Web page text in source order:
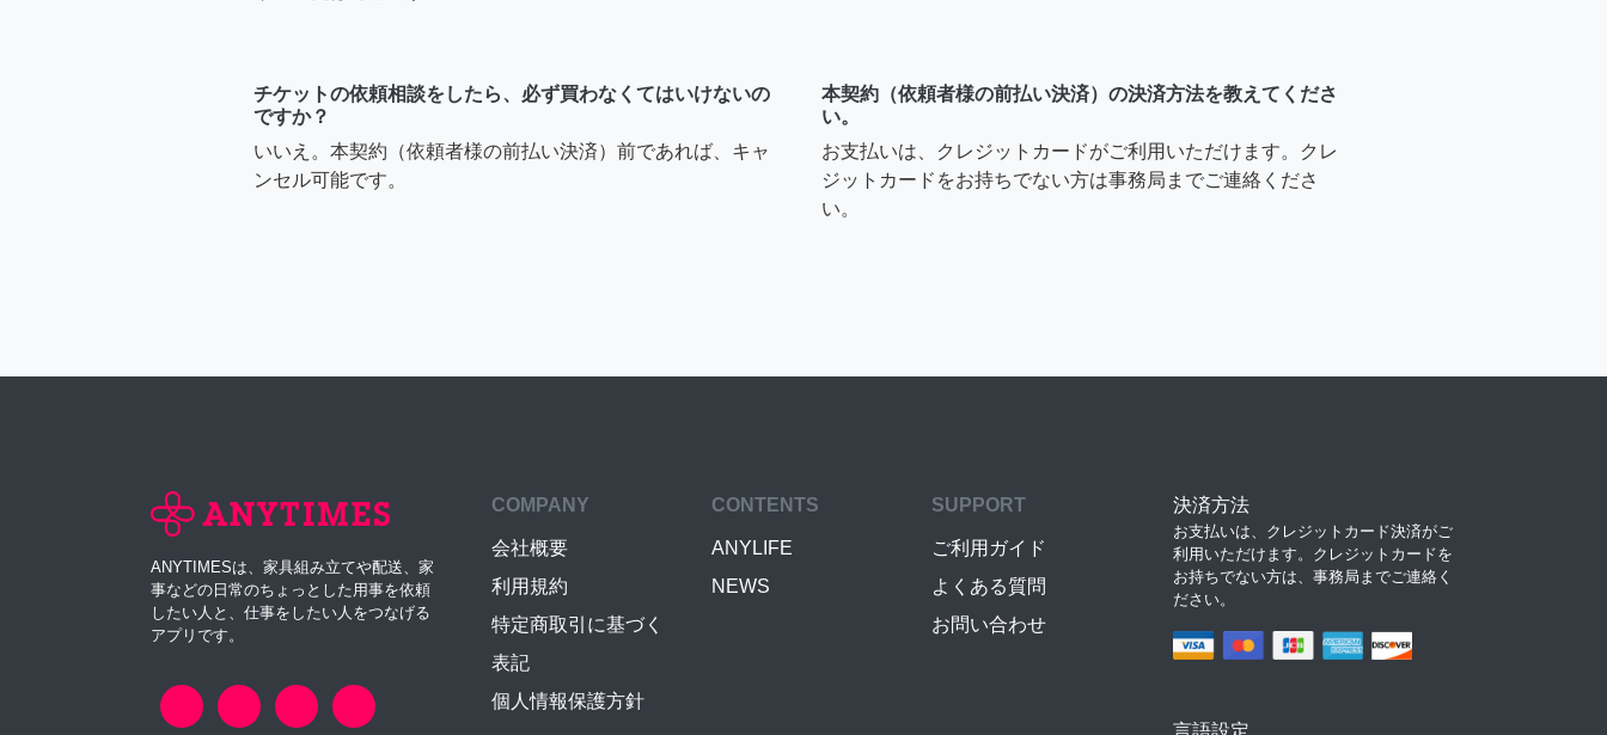
チケットの依頼相談をしたら、必ず買わなくてはいけないの
ですか？
いいえ。本契約（依頼者様の前払い決済）前であれば、キャ
ンセル可能です。
本契約（依頼者様の前払い決済）の決済方法を教えてくださ
い。
お支払いは、クレジットカードがご利用いただけます。クレ
ジットカードをお持ちでない方は事務局までご連絡くださ
い。
ANYTIMESは、家具組み立てや配送、家
事などの日常のちょっとした用事を依頼
したい人と、仕事をしたい人をつなげる
アプリです。
COMPANY
会社概要
利用規約
特定商取引に基づく
表記
個人情報保護方針
CONTENTS
ANYLIFE
NEWS
SUPPORT
ご利用ガイド
よくある質問
お問い合わせ
決済方法
お支払いは、クレジットカード決済がご
利用いただけます。クレジットカードを
お持ちでない方は、事務局までご連絡く
ださい。
言語設定